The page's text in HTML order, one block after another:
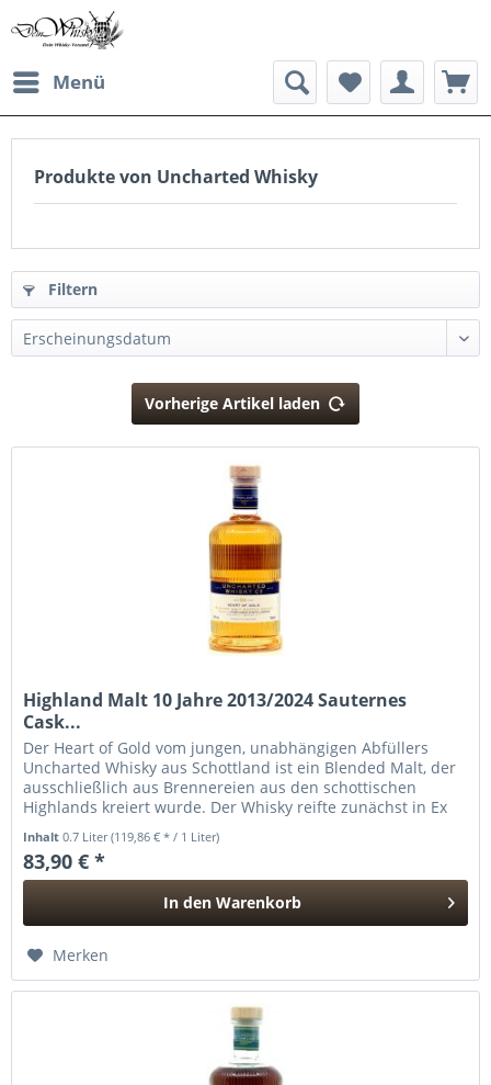
Menü
Produkte von Uncharted Whisky
Filtern
Vorherige Artikel laden
Highland Malt 10 Jahre 2013/2024 Sauternes
Cask...
Der Heart of Gold vom jungen, unabhängigen Abfüllers
Uncharted Whisky aus Schottland ist ein Blended Malt, der
ausschließlich aus Brennereien aus den schottischen
Highlands kreiert wurde. Der Whisky reifte zunächst in Ex
Inhalt0.7 Liter(119,86 € * / 1 Liter)
83,90 € *
In den Warenkorb
Merken